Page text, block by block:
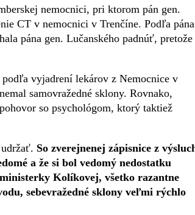
nemocnici, pri ktorom pán gen.
CT v nemocnici v Trenčíne. Podľa pána
pána gen. Lučanského padnúť, pretože
vyjadrení lekárov z Nemocnice v
samovražedné sklony. Rovnako,
so psychológom, ktorý taktiež
So zverejnenej zápisnice z
a že si bol vedomý nedostatku
Kolíkovej, všetko razantne
sebevražedné sklony veľmi rýchlo